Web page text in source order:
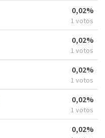
0,02%
1 votos
0,02%
1 votos
0,02%
1 votos
0,02%
1 votos
0,02%